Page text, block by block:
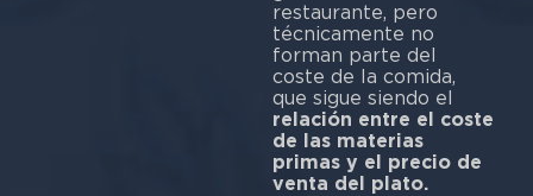
restaurante, pero
técnicamente no
forman parte del
coste de la comida,
que sigue siendo el
relación entre el coste
de las materias
primas y el precio de
venta del plato.